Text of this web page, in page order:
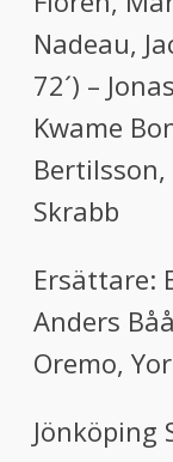
Nadeau,
72´) –
Kwame
Skrabb
Ersättare:
Anders
Oremo,
Jönköping